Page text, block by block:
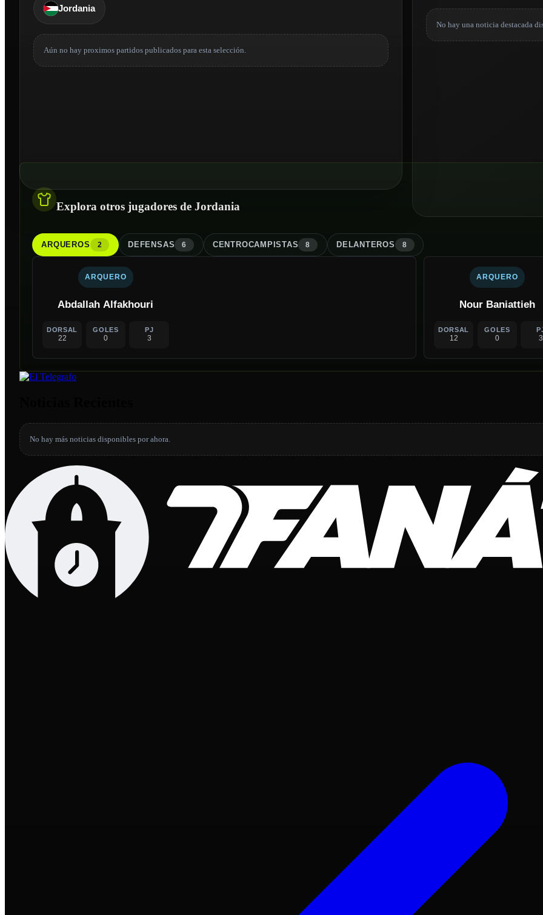
Jordania
Aún no hay proximos partidos publicados para esta selección.
No hay una noticia destacada
Explora otros jugadores de Jordania
ARQUEROS 2 DEFENSAS 6 CENTROCAMPISTAS 8 DELANTEROS 8
ARQUERO
Abdallah Alfakhouri
DORSAL
22
GOLES
0
PJ
3
ARQUERO
Nour Baniattieh
DORSAL
12
GOLES
0 3
No hay más noticias disponibles por ahora.